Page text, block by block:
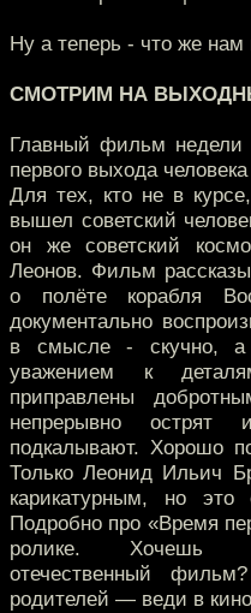
Ну а теперь - что же
СМОТРИМ НА
Главный фильм недели
первого выхода
Для тех, кто не в
вышел советский
он же советский
Леонов. Фильм
о полёте корабля
документально
в смысле - скучно, а
уважением к
приправлены
непрерывно острят
подкалывают. Хорошо
Только Леонид Ильич
карикатурным, но
Подробно про «Время
ролике. Хочешь
отечественный
родителей — веди в